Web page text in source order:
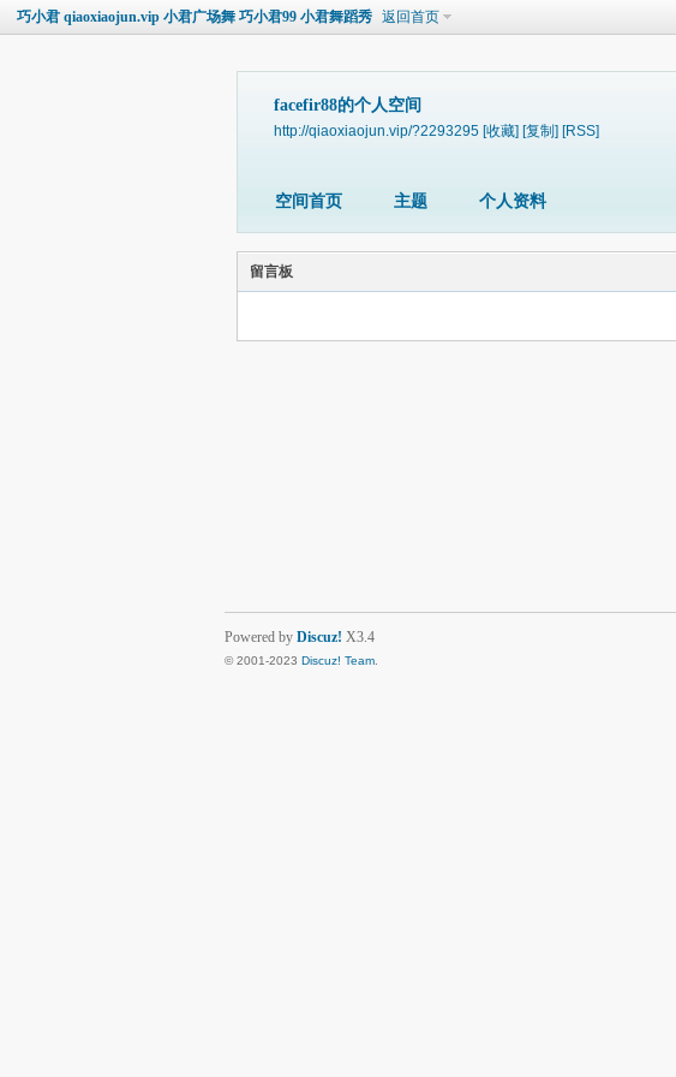
巧小君 qiaoxiaojun.vip 小君广场舞 巧小君99 小君舞蹈秀 返回首页
facefir88的个人空间
http://qiaoxiaojun.vip/?2293295 [收藏] [复制] [RSS]
空间首页 主题 个人资料
留言板
Powered by Discuz! X3.4
© 2001-2023 Discuz! Team